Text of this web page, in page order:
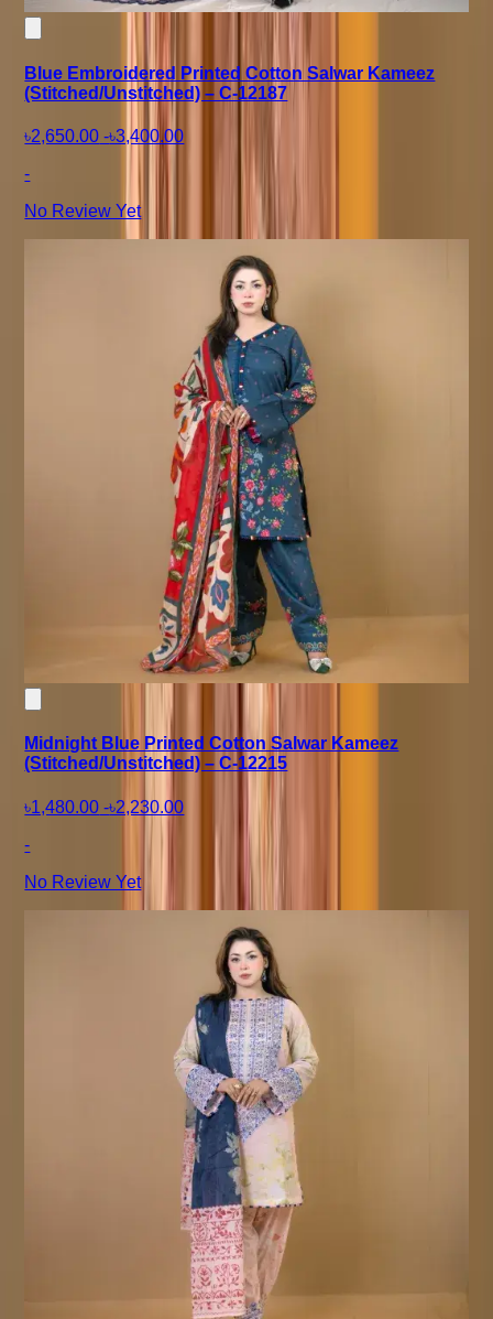
Blue Embroidered Printed Cotton Salwar Kameez
(Stitched/Unstitched) – C-12187
৳2,650.00 -৳3,400.00
-
No Review Yet
Midnight Blue Printed Cotton Salwar Kameez
(Stitched/Unstitched) – C-12215
৳1,480.00 -৳2,230.00
-
No Review Yet